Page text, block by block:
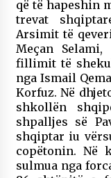
që të hapeshin
trevat
Arsimit të
Meçan
fillimit të
nga Ismail
Korfuz. Në
shkollën
shpalljes së
shqiptar iu
copëtonin. Në
sulmua nga